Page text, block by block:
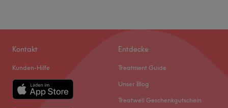
Kontakt
Kunden-Hilfe
Entdecke
Treatment Guide
Unser Blog
Treatwell Geschenkgutschein